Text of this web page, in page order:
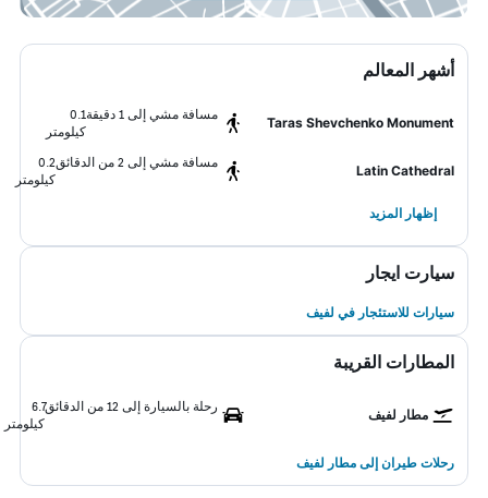
أشهر المعالم
Taras Shevchenko Monument
مسافة مشي إلى 1 دقيقة
0.1
كيلومتر
Latin Cathedral
مسافة مشي إلى 2 من الدقائق
0.2
كيلومتر
إظهار المزيد
سيارت ايجار
سيارات للاستئجار في لفيف
المطارات القريبة
مطار لفيف
رحلة بالسيارة إلى 12 من الدقائق
6.7
كيلومتر
رحلات طيران إلى مطار لفيف